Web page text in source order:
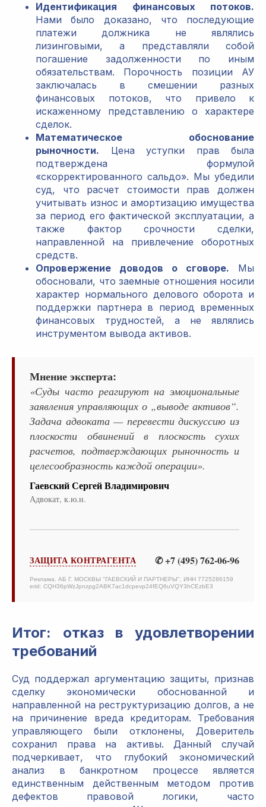
Идентификация финансовых потоков.
Нами было доказано, что последующие
платежи должника не являлись
лизинговыми, а представляли собой
погашение задолженности по иным
обязательствам. Порочность позиции АУ
заключалась в смешении разных
финансовых потоков, что привело к
искаженному представлению о характере
сделок.
Математическое обоснование
рыночности. Цена уступки прав была
подтверждена формулой
«скорректированного сальдо». Мы убедили
суд, что расчет стоимости прав должен
учитывать износ и амортизацию имущества
за период его фактической эксплуатации, а
также фактор срочности сделки,
направленной на привлечение оборотных
средств.
Опровержение доводов о сговоре. Мы
обосновали, что заемные отношения носили
характер нормального делового оборота и
поддержки партнера в период временных
финансовых трудностей, а не являлись
инструментом вывода активов.
Мнение эксперта:
«Суды часто реагируют на эмоциональные
заявления управляющих о „выводе активов“.
Задача адвоката — перевести дискуссию из
плоскости обвинений в плоскость сухих
расчетов, подтверждающих рыночность и
целесообразность каждой операции».
Гаевский Сергей Владимирович
Адвокат, к.ю.н.
ЗАЩИТА КОНТРАГЕНТА ✆ +7 (495) 762-06-96
Реклама. АБ Г. МОСКВЫ "ГАЕВСКИЙ И ПАРТНЕРЫ", ИНН 7725286159
erid: CQH36pWzJpnzpg2ABK7ac1dcpevp24fEQ6uVQY3hCEzbE3
Итог: отказ в удовлетворении
требований
Суд поддержал аргументацию защиты, признав
сделку экономически обоснованной и
направленной на реструктуризацию долгов, а не
на причинение вреда кредиторам. Требования
управляющего были отклонены, Доверитель
сохранил права на активы. Данный случай
подчеркивает, что глубокий экономический
анализ в банкротном процессе является
единственным действенным методом против
дефектов правовой логики, часто